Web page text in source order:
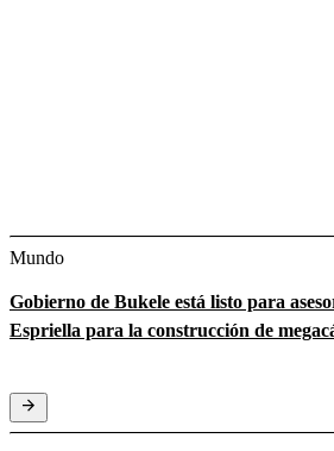
Mundo
Gobierno de Bukele está listo para
Espriella para la construcción de